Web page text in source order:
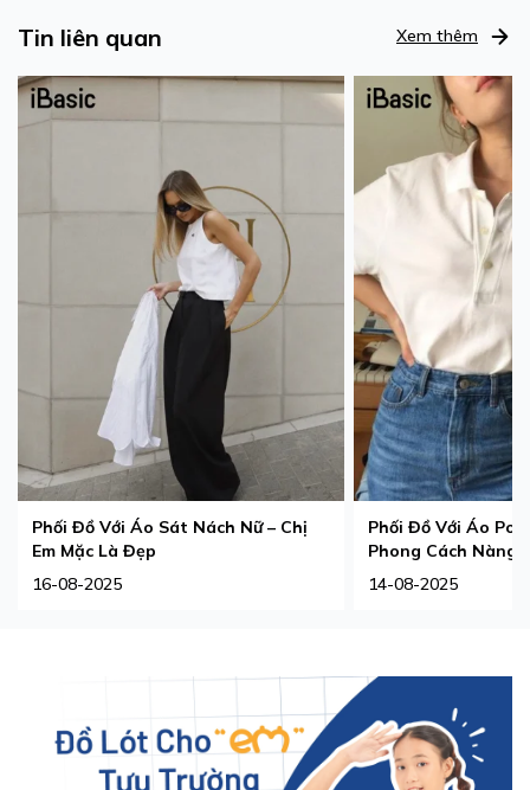
Tin liên quan Xem thêm
Phối Đồ Với Áo Sát Nách Nữ – Chị
Em Mặc Là Đẹp
16-08-2025
Phối Đồ Với Áo
Phong Cách Nàng
14-08-2025